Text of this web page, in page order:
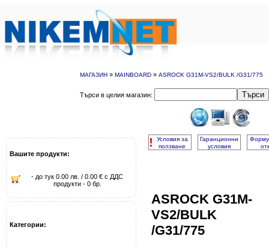
МАГАЗИН » MAINBOARD » ASROCK G31M-VS2/BULK /G31/775
Търси в целия магазин: Търси
Вашите продукти:
- до тук 0.00 лв. / 0.00 € с ДДС
продукти - 0 бр.
Категории:
!
Условия за
ползване
Гаранционни
условия
ASROCK G31M-
VS2/BULK
/G31/775